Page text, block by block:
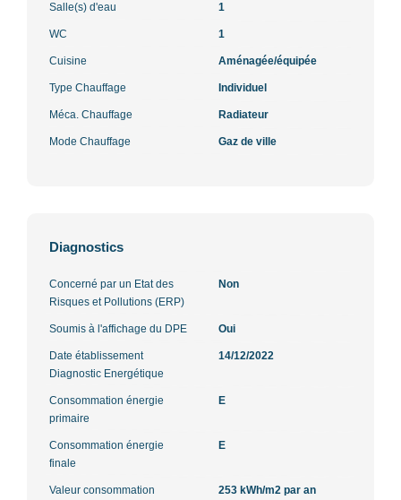
Salle(s) d'eau 1
WC 1
Cuisine Aménagée/équipée
Type Chauffage Individuel
Méca. Chauffage Radiateur
Mode Chauffage Gaz de ville
Diagnostics
Concerné par un Etat des
Risques et Pollutions (ERP)
Non
Soumis à l'affichage du DPE Oui
Date établissement
Diagnostic Energétique
14/12/2022
Consommation énergie
primaire
E
Consommation énergie
finale
E
Valeur consommation
253 kWh/m2 par an